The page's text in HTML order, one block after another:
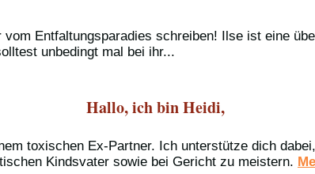
Entfaltungsparadies schreiben! Ilse ist eine
unbedingt mal bei ihr...
Hallo, ich bin Heidi,
toxischen Ex-Partner. Ich unterstütze dich
Kindsvater sowie bei Gericht zu meistern.